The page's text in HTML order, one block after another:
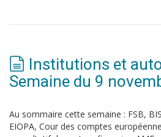
Institutions et
Semaine du 9
Au sommaire cette semaine : FSB,
EIOPA, Cour des comptes